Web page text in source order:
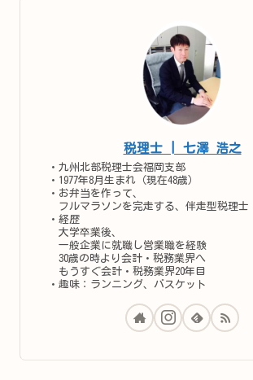
税理士 | 七澤 浩之
・九州北部税理士会福岡支部
・1977年8月生まれ（現在48歳）
・お弁当を作って、
フルマラソンを完走する、伴走型税理士
・経歴
大学卒業後、
一般企業に就職し営業職を経験
30歳の時より会計・税務業界へ
もうすぐ会計・税務業界20年目
・趣味：ランニング、バスケット